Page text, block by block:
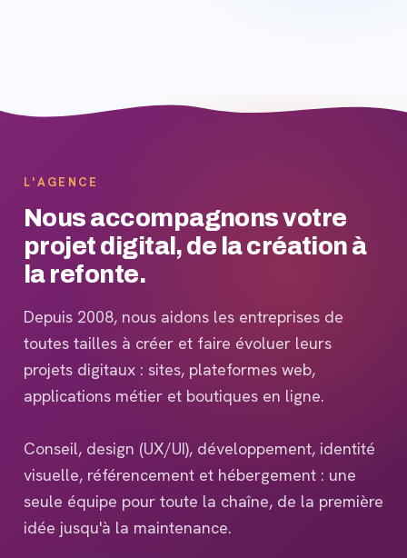
L'AGENCE
Nous accompagnons votre
projet digital, de la création à
la refonte.
Depuis 2008, nous aidons les entreprises de
toutes tailles à créer et faire évoluer leurs
projets digitaux : sites, plateformes web,
applications métier et boutiques en ligne.
Conseil, design (UX/UI), développement, identité
visuelle, référencement et hébergement : une
seule équipe pour toute la chaîne, de la première
idée jusqu'à la maintenance.